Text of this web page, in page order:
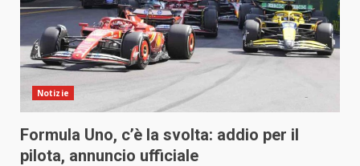
Notizie
Formula Uno, c’è la svolta: addio per il
pilota, annuncio ufficiale